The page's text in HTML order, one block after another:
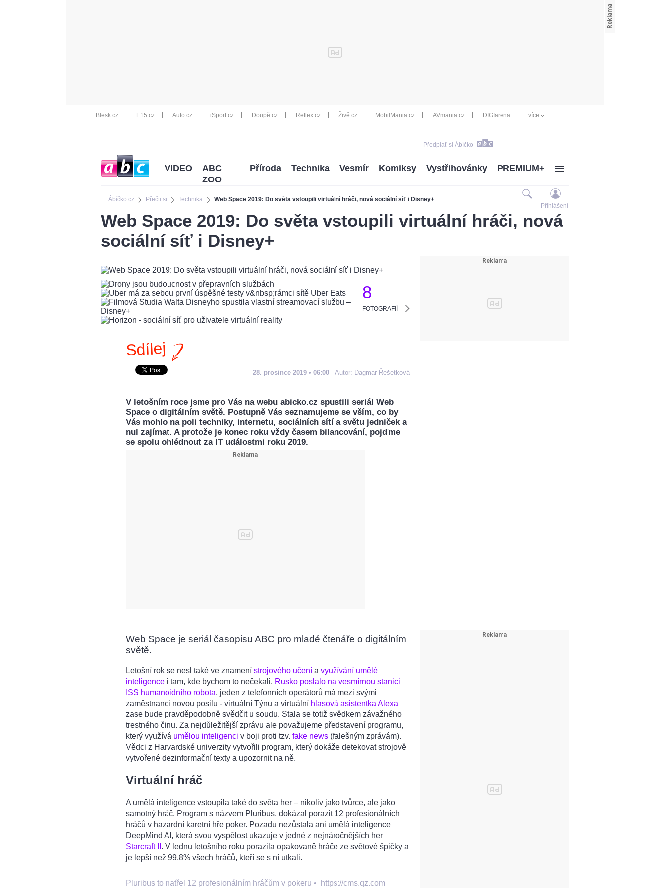
Blesk.cz E15.cz Auto.cz iSport.cz Doupě.cz Reflex.cz Živě.cz MobilMania.cz AVmania.cz DIGIarena více
Předplať si Ábíčko
Ábíčko.cz Přečti si Technika Web Space 2019: Do světa vstoupili virtuální hráči, nová sociální síť i Disney+
VIDEO
ABC
ZOO
Příroda Technika Vesmír Komiksy Vystřihovánky PREMIUM+
Přihlášení
Web Space 2019: Do světa vstoupili virtuální hráči, nová
sociální síť i Disney+
8
FOTOGRAFIÍ
Sdílej
28. prosince 2019 • 06:00 Autor: Dagmar Řešetková
V letošním roce jsme pro Vás na webu abicko.cz spustili seriál Web
Space o digitálním světě. Postupně Vás seznamujeme se vším, co by
Vás mohlo na poli techniky, internetu, sociálních sítí a světu jedniček a
nul zajímat. A protože je konec roku vždy časem bilancování, pojďme
se spolu ohlédnout za IT událostmi roku 2019.
Web Space je seriál časopisu ABC pro mladé čtenáře o digitálním
světě.
Letošní rok se nesl také ve znamení strojového učení a využívání umělé
inteligence i tam, kde bychom to nečekali. Rusko poslalo na vesmírnou stanici
ISS humanoidního robota, jeden z telefonních operátorů má mezi svými
zaměstnanci novou posilu - virtuální Týnu a virtuální hlasová asistentka Alexa
zase bude pravděpodobně svědčit u soudu. Stala se totiž svědkem závažného
trestného činu. Za nejdůležitější zprávu ale považujeme představení programu,
který využívá umělou inteligenci v boji proti tzv. fake news (falešným zprávám).
Vědci z Harvardské univerzity vytvořili program, který dokáže detekovat strojově
vytvořené dezinformační texty a upozornit na ně.
Virtuální hráč
A umělá inteligence vstoupila také do světa her – nikoliv jako tvůrce, ale jako
samotný hráč. Program s názvem Pluribus, dokázal porazit 12 profesionálních
hráčů v hazardní karetní hře poker. Pozadu nezůstala ani umělá inteligence
DeepMind AI, která svou vyspělost ukazuje v jedné z nejnáročnějších her
Starcraft II . V lednu letošního roku porazila opakovaně hráče ze světové špičky a
je lepší než 99,8% všech hráčů, kteří se s ní utkali.
Pluribus to natřel 12 profesionálním hráčům v pokeru • https://cms.qz.com